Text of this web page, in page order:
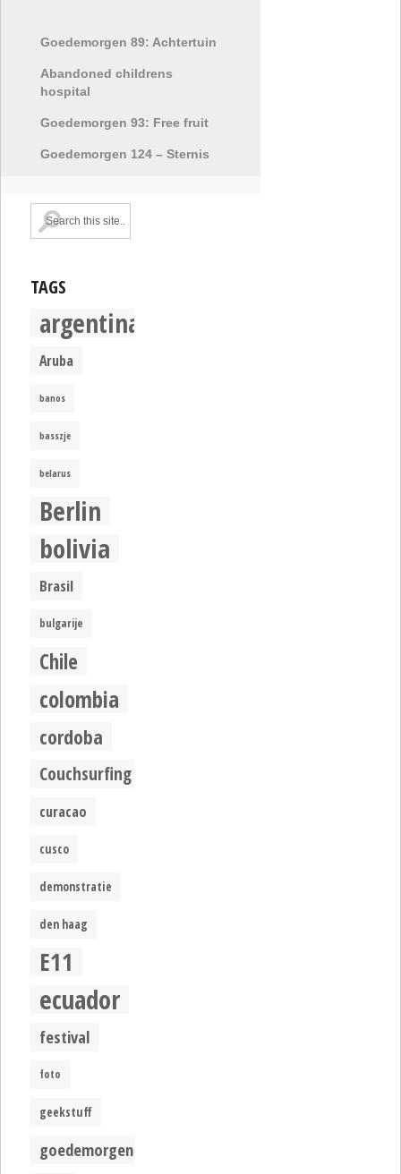
Goedemorgen 89: Achtertuin
Abandoned childrens
hospital
Goedemorgen 93: Free fruit
Goedemorgen 124 – Sternis
TAGS
argentina
Aruba
banos
basszje
belarus
Berlin
bolivia
Brasil
bulgarije
Chile
colombia
cordoba
Couchsurfing
curacao
cusco
demonstratie
den haag
E11
ecuador
festival
foto
geekstuff
goedemorgen